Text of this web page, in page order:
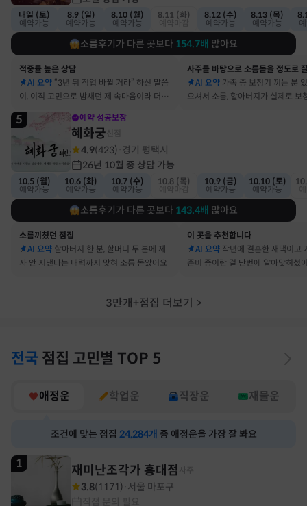
내일 (토)
예약가능
8.9 (일)
예약가능
8.10 (월)
예약가능
8.11 (화)
8.12 (수)
예약가능
8.13 (목)
예약가능
소름후기가 다른 곳보다 154.7배 많아요
적중률 높은 상담
AI 요약 “3년 뒤 직업 바뀔 거라” 하신 말씀
이, 이직 고민으로 밤새던 제 속마음이라 더 신
기했어요
AI 요약 가족 중 보청기 끼는 분
으셔서 소름, 할아버지가 실제로 보
5 예약 성공보장
혜화궁
4.9(423) 경기 평택시
26년 10월 중 상담 가능
10.5 (월)
예약가능
10.6 (화)
예약가능
10.7 (수)
예약가능
10.8 (목)
10.9 (금)
예약가능
10.10 (토)
예약가능
소름후기가 다른 곳보다 143.4배 많아요
소름끼쳤던 점집
AI 요약 할아버지 한 분, 할머니 두 분에 제
사 안 지낸다는 내력까지 맞혀 소름 돋았어요
이 곳을 추천합니다
AI 요약 작년에 결혼한 새댁이고
준비 중이란 걸 단번에 알아맞히셨
3만개+점집 더보기 >
전국 점집 고민별 TOP 5
애정운 학업운 직장운 재물운
조건에 맞는 점집 24,284개 중 애정운을 가장 잘 봐요
1 재미난조각가 홍대점
3.8(1171) 서울 마포구